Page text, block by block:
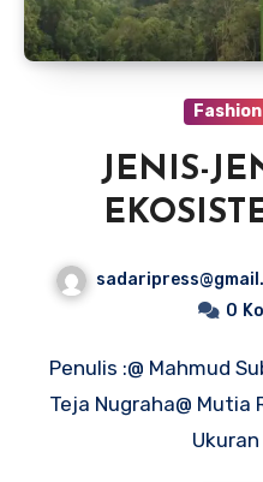
Fashion
JENIS-
0
Penulis :@ Mahmud Subagya@ Syaiful Anwar@
Teja Nugraha@